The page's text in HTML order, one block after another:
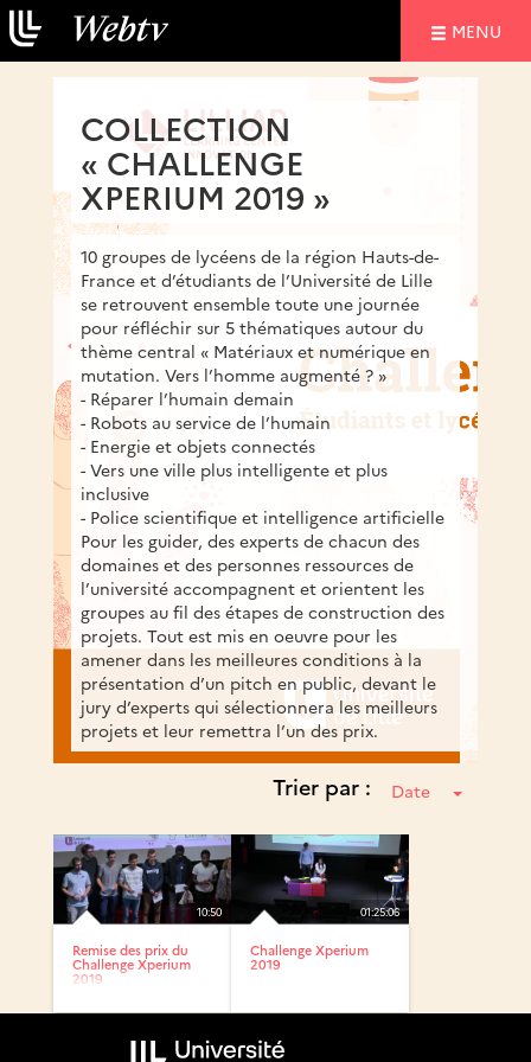
MENU
COLLECTION
« CHALLENGE
XPERIUM 2019 »
10 groupes de lycéens de la région Hauts-de-
France et d’étudiants de l’Université de Lille
se retrouvent ensemble toute une journée
pour réfléchir sur 5 thématiques autour du
thème central « Matériaux et numérique en
mutation. Vers l’homme augmenté ? »
- Réparer l’humain demain
- Robots au service de l’humain
- Energie et objets connectés
- Vers une ville plus intelligente et plus
inclusive
- Police scientifique et intelligence artificielle
Pour les guider, des experts de chacun des
domaines et des personnes ressources de
l’université accompagnent et orientent les
groupes au fil des étapes de construction des
projets. Tout est mis en oeuvre pour les
amener dans les meilleures conditions à la
présentation d’un pitch en public, devant le
jury d’experts qui sélectionnera les meilleurs
projets et leur remettra l’un des prix.
Trier par : Date
10:50
Remise des prix du
Challenge Xperium
2019
01:25:06
Challenge Xperium
2019